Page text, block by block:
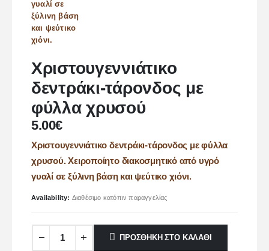
Χριστουγεννιάτικο
δεντράκι-τάρονδος με
φύλλα χρυσού
5.00€
Χριστουγεννιάτικο δεντράκι-τάρονδος με φύλλα
χρυσού. Χειροποίητο διακοσμητικό από υγρό
γυαλί σε ξύλινη βάση και ψεύτικο χιόνι.
Availability: Διαθέσιμο κατόπιν παραγγελίας
ΠΡΟΣΘΉΚΗ ΣΤΟ ΚΑΛΆΘΙ